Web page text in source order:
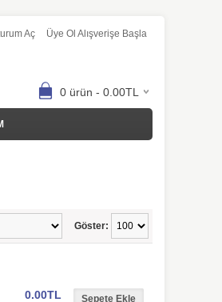
Aç Üye Ol Alışverişe Başla
0 ürün - 0.00TL
Göster:
0.00TL